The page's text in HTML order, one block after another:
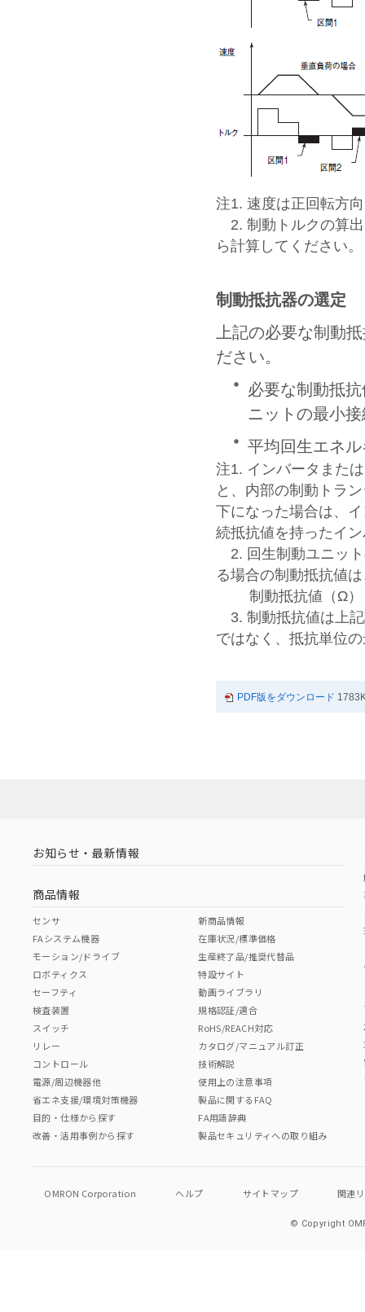
注1. 速度は正回転方
2. 制動トルクの算
ら計算してください。
制動抵抗器の選定
上記の必要な制動
ださい。
必要な制動抵
ニットの最小
平均回生エネ
注1. インバータまた
と、内部の制動トラ
下になった場合は、
続抵抗値を持ったイ
2. 回生制動ユニッ
る場合の制動抵抗値
制動抵抗値（Ω）＝
3. 制動抵抗値は上
ではなく、抵抗単位
PDF版をダウンロード
お知らせ・最新情報
商品情報
センサ
FAシステム機器
モーション/ドライブ
ロボティクス
セーフティ
検査装置
スイッチ
リレー
コントロール
電源/周辺機器他
省エネ支援/環境対策機器
目的・仕様から探す
改善・活用事例から探す
新商品情報
在庫状況/標準価格
生産終了品/推奨代替品
特設サイト
動画ライブラリ
規格認証/適合
RoHS/REACH対応
カタログ/マニュアル訂正
技術解説
使用上の注意事項
製品に関するFAQ
FA用語辞典
製品セキュリティへの取り組み
OMRON Corporation ヘルプ サイトマップ 関連
© Copyright